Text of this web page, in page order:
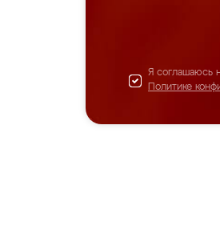
Я соглашаюсь
Политике